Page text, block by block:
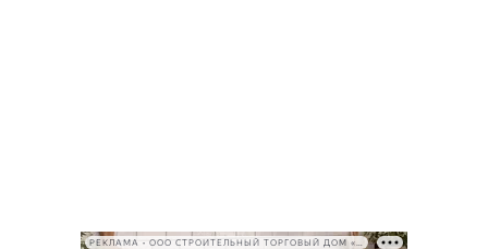
РЕКЛАМА • ООО СТРОИТЕЛЬНЫЙ ТОРГОВЫЙ ДОМ «ПЕТРОВИЧ», ИНН 7802348846